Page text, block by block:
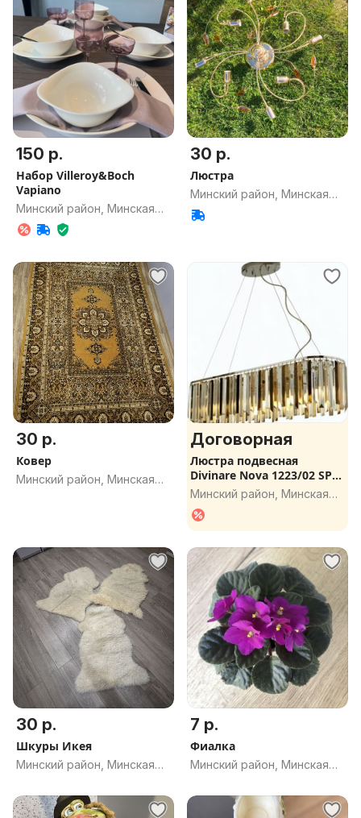
150 р.
Набор Villeroy&Boch
Vapiano
Минский район, Минская
обл.
30 р.
Люстра
Минский район, Минская
обл.
30 р.
Ковер
Минский район, Минская
Договорная
Люстра подвесная
Divinare Nova 1223/02 SP-8
(НОВАЯ
Минский район, Минская
обл.
30 р.
Шкуры Икея
Минский район, Минская
7 р.
Фиалка
Минский район, Минская